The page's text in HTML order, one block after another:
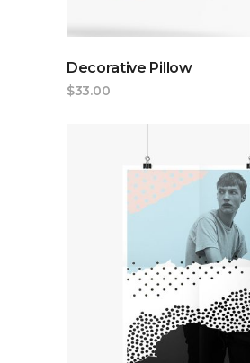
Decorative Pillow
$33.00
ADD TO CART